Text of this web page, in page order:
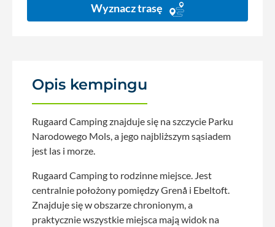
Wyznacz trasę
Opis kempingu
Rugaard Camping znajduje się na szczycie Parku
Narodowego Mols, a jego najbliższym sąsiadem
jest las i morze.
Rugaard Camping to rodzinne miejsce. Jest
centralnie położony pomiędzy Grenå i Ebeltoft.
Znajduje się w obszarze chronionym, a
praktycznie wszystkie miejsca mają widok na